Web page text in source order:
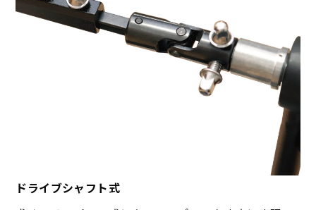
ドライブシャフト式